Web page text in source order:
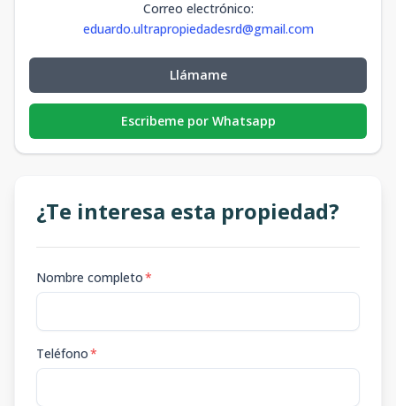
Correo electrónico:
eduardo.ultrapropiedadesrd@gmail.com
Llámame
Escribeme por Whatsapp
¿Te interesa esta propiedad?
Nombre completo*
Teléfono*